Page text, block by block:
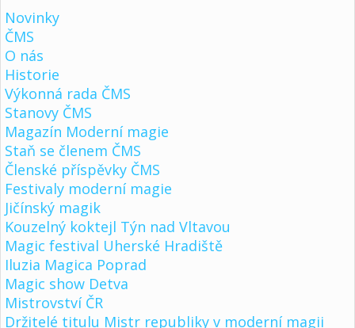
Novinky
ČMS
O nás
Historie
Výkonná rada ČMS
Stanovy ČMS
Magazín Moderní magie
Staň se členem ČMS
Členské příspěvky ČMS
Festivaly moderní magie
Jičínský magik
Kouzelný koktejl Týn nad Vltavou
Magic festival Uherské Hradiště
Iluzia Magica Poprad
Magic show Detva
Mistrovství ČR
Držitelé titulu Mistr republiky v moderní magii